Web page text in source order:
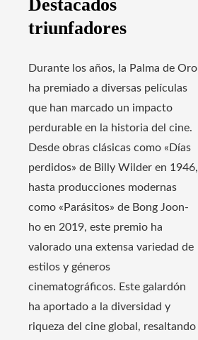
Destacados
triunfadores
Durante los años, la Palma de Oro
ha premiado a diversas películas
que han marcado un impacto
perdurable en la historia del cine.
Desde obras clásicas como «Días
perdidos» de Billy Wilder en 1946,
hasta producciones modernas
como «Parásitos» de Bong Joon-
ho en 2019, este premio ha
valorado una extensa variedad de
estilos y géneros
cinematográficos. Este galardón
ha aportado a la diversidad y
riqueza del cine global, resaltando